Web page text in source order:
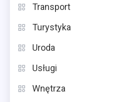
Transport
Turystyka
Uroda
Usługi
Wnętrza